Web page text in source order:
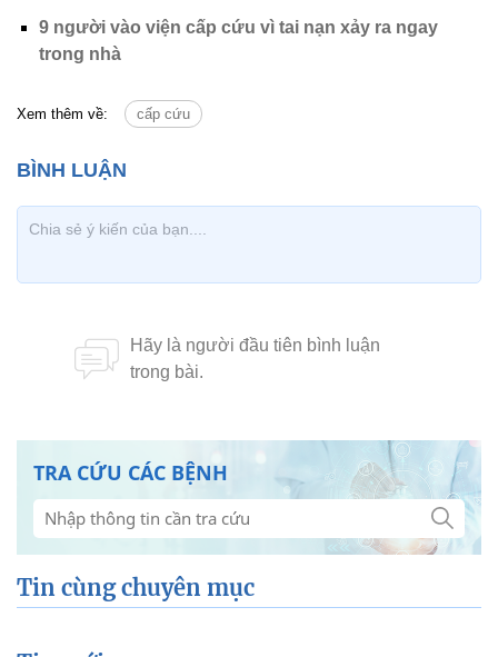
9 người vào viện cấp cứu vì tai nạn xảy ra ngay
trong nhà
Xem thêm về: cấp cứu
TRA CỨU CÁC BỆNH
Tin cùng chuyên mục